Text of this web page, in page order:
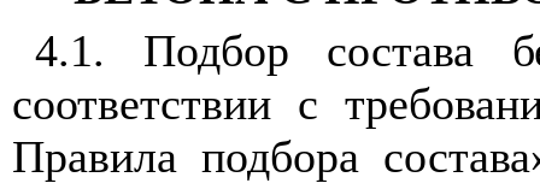
4.1. Подбор состава
соответствии с
Правила подбора